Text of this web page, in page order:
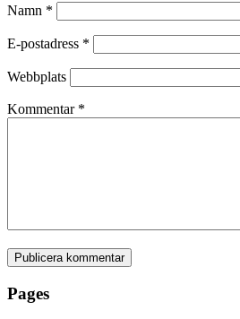
Namn *
E-postadress *
Webbplats
Kommentar *
Pages